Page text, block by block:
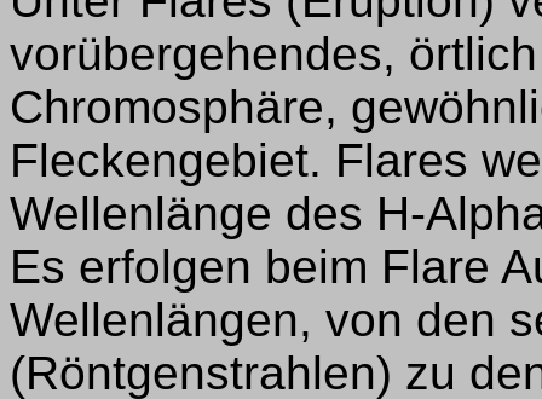
vorübergehendes,
Chromosphäre,
Fleckengebiet. Flares
Wellenlänge des H-
Es erfolgen beim Flare
Wellenlängen, von den
(Röntgenstrahlen) zu